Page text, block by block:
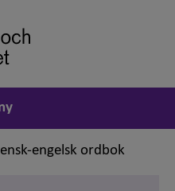
engelsk ordbok